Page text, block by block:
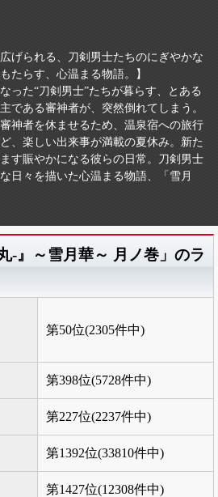
げられる、刀剣男士たちのにぎやかな
たらす、心温まる物語。】
った“刀剣男士”たちが暮らす、とある
である審神者が、突然倒れてしまう。
神者を休ませるため、温泉宿への旅行
、楽しい出来事が満載の夏休み。新た
す賑やかになる彼らの日常。刀剣男士
日々を描いた心温まる物語、「雪月
‐』～雪月華～ 月ノ巻」のラ
第50位(2305件中)
第398位(5728件中)
第227位(2237件中)
第1392位(33810件中)
第1427位(12308件中)